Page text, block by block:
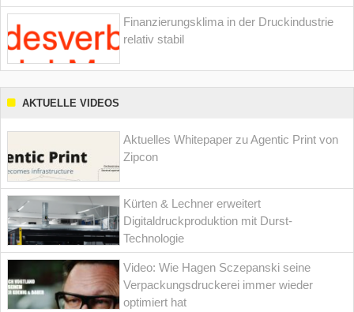
Finanzierungsklima in der Druckindustrie
relativ stabil
AKTUELLE VIDEOS
Aktuelles Whitepaper zu Agentic Print von
Zipcon
Kürten & Lechner erweitert
Digitaldruckproduktion mit Durst-
Technologie
Video: Wie Hagen Sczepanski seine
Verpackungsdruckerei immer wieder
optimiert hat